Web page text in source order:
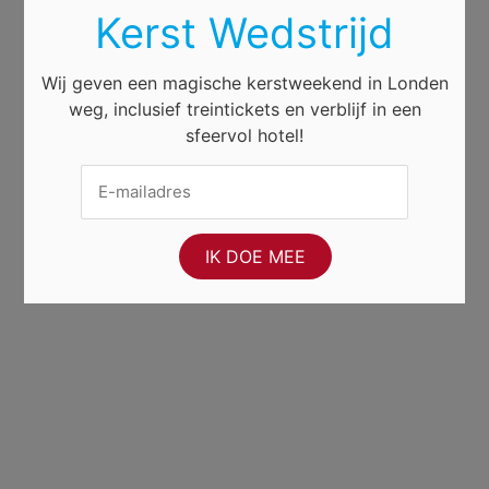
Kerst Wedstrijd
Wij geven een magische kerstweekend in Londen
weg, inclusief treintickets en verblijf in een
sfeervol hotel!